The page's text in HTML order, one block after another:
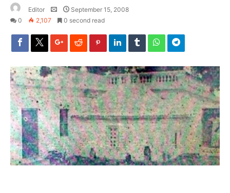
Editor
September 15, 2008
0
2,107 0 second read